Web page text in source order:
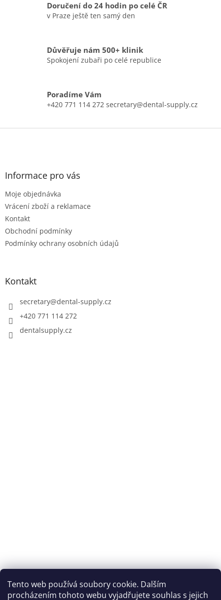
Tento web používá soubory cookie. Dalším
procházením tohoto webu vyjadřujete souhlas s jejich
k
y
p
i
s
Doručení do 24 hodin po celé ČR
v Praze ještě ten samý den
Důvěřuje nám 500+ klinik
Spokojení zubaři po celé republice
Poradíme Vám
+420 771 114 272 secretary@dental-supply.cz
Z
Informace pro vás
Moje objednávka
Vrácení zboží a reklamace
Kontakt
Obchodní podmínky
Podmínky ochrany osobních údajů
Kontakt
secretary@dental-supply.cz
+420 771 114 272
dentalsupply.cz